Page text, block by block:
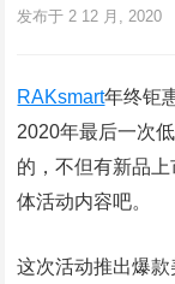
发布于 2 12 月, 2020
RAKsmart年终钜
2020年最后一次
的，不但有新品
体活动内容吧。
这次活动推出爆